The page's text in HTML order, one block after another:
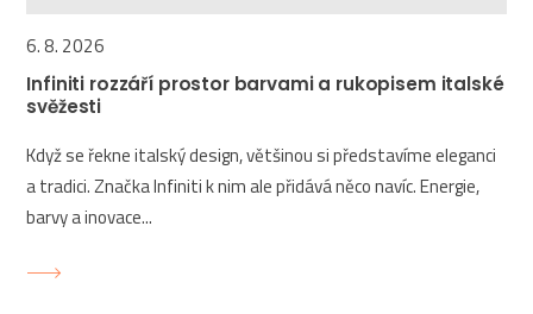
6. 8. 2026
Infiniti rozzáří prostor barvami a rukopisem italské
svěžesti
Když se řekne italský design, většinou si představíme eleganci
a tradici. Značka Infiniti k nim ale přidává něco navíc. Energie,
barvy a inovace...